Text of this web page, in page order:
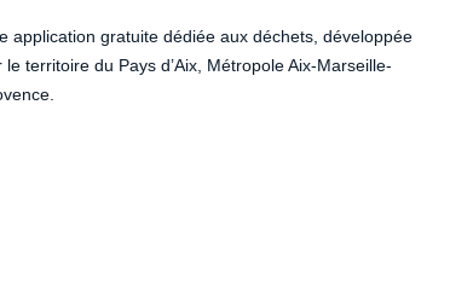
application gratuite dédiée aux déchets, développée
le territoire du Pays d’Aix, Métropole Aix-Marseille-